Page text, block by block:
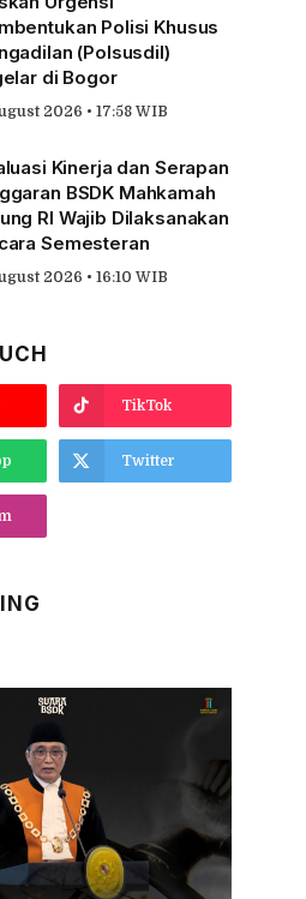
Polisi Khusus
(Polsusdil)
di Bogor
2026 • 17:58 WIB
Kinerja dan Serapan
BSDK Mahkamah
RI Wajib Dilaksanakan
Semesteran
2026 • 16:10 WIB
TikTok
Twitter